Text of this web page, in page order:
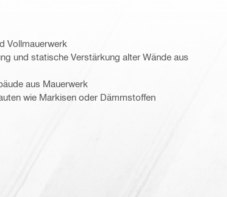
Vollmauerwerk
und statische Verstärkung alter Wände aus
aus Mauerwerk
wie Markisen oder Dämmstoffen